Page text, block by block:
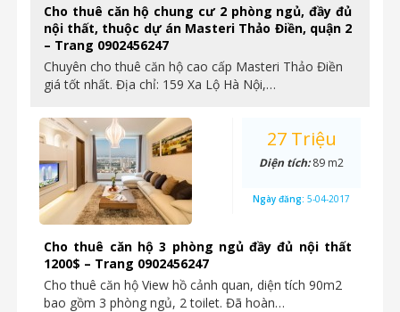
Cho thuê căn hộ chung cư 2 phòng ngủ, đầy đủ
nội thất, thuộc dự án Masteri Thảo Điền, quận 2
– Trang 0902456247
Chuyên cho thuê căn hộ cao cấp Masteri Thảo Điền
giá tốt nhất. Địa chỉ: 159 Xa Lộ Hà Nội,…
Cho thuê căn hộ 3 phòng ngủ đầy đủ nội thất
1200$ – Trang 0902456247
Cho thuê căn hộ View hồ cảnh quan, diện tích 90m2
bao gồm 3 phòng ngủ, 2 toilet. Đã hoàn…
27 Triệu
Diện tích:89 m2
Ngày đăng: 5-04-2017